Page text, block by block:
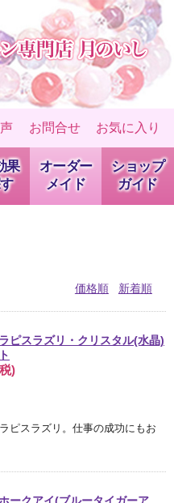
お問合せ お気に入り
果
オーダー
メイド
ショップ
ガイド
価格順
新着順
ピスラズリ・クリスタル(水晶)
)
ピスラズリ。仕事の成功にもお